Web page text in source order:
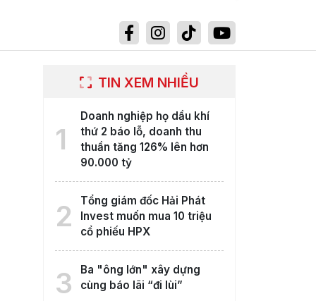
TIN XEM NHIỀU
1
Doanh nghiệp họ dầu khí
thứ 2 báo lỗ, doanh thu
thuần tăng 126% lên hơn
90.000 tỷ
2
Tổng giám đốc Hải Phát
Invest muốn mua 10 triệu
cổ phiếu HPX
3
Ba "ông lớn" xây dựng
cùng báo lãi “đi lùi”